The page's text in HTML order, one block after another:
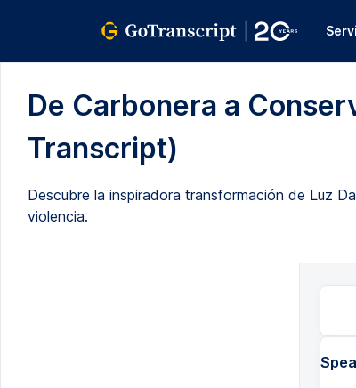
De Carbonera a
Transcript)
Descubre la inspiradora transformación de Luz
violencia.